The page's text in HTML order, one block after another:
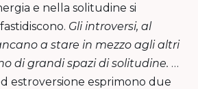
e nella solitudine si
Gli introversi, al
a stare in mezzo agli altri
di grandi spazi di solitudine. …
estroversione esprimono due